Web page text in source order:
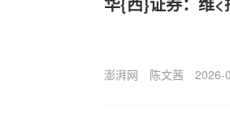
澎湃网 陈文茜 2026-